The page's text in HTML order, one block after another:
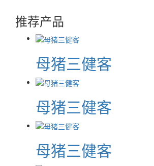
推荐产品
母猪三健客
母猪三健客
母猪三健客